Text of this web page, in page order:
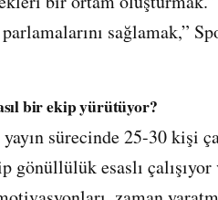
parlamalarını sağlamak,”
bir ekip yürütüyor?
sürecinde 25-30 kişi
gönüllülük esaslı